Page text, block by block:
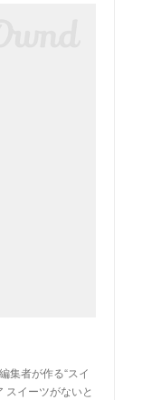
集者が作る“スイ
スイーツがないと